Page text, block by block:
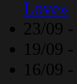
Love»
23/09 -
19/09 -
16/09 -